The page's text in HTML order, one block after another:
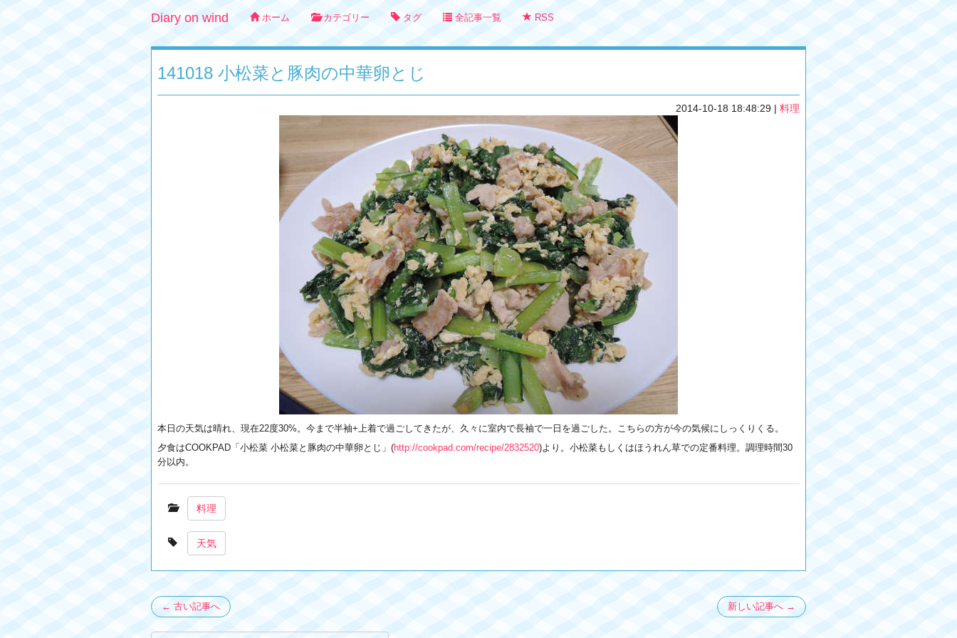
Diary on wind ホーム カテゴリー タグ 全記事一覧 RSS
141018 小松菜と豚肉の中華卵とじ
2014-10-18 18:48:29 | 料理
本日の天気は晴れ、現在22度30%。今まで半袖+上着で過ごしてきたが、久々に室内で長袖で一日を過ごした。こちらの方が今の気候にしっくりくる。
夕食はCOOKPAD「小松菜 小松菜と豚肉の中華卵とじ」(http://cookpad.com/recipe/2832520)より。小松菜もしくはほうれん草での定番料理。調理時間30
分以内。
料理
天気
← 古い記事へ 新しい記事へ →